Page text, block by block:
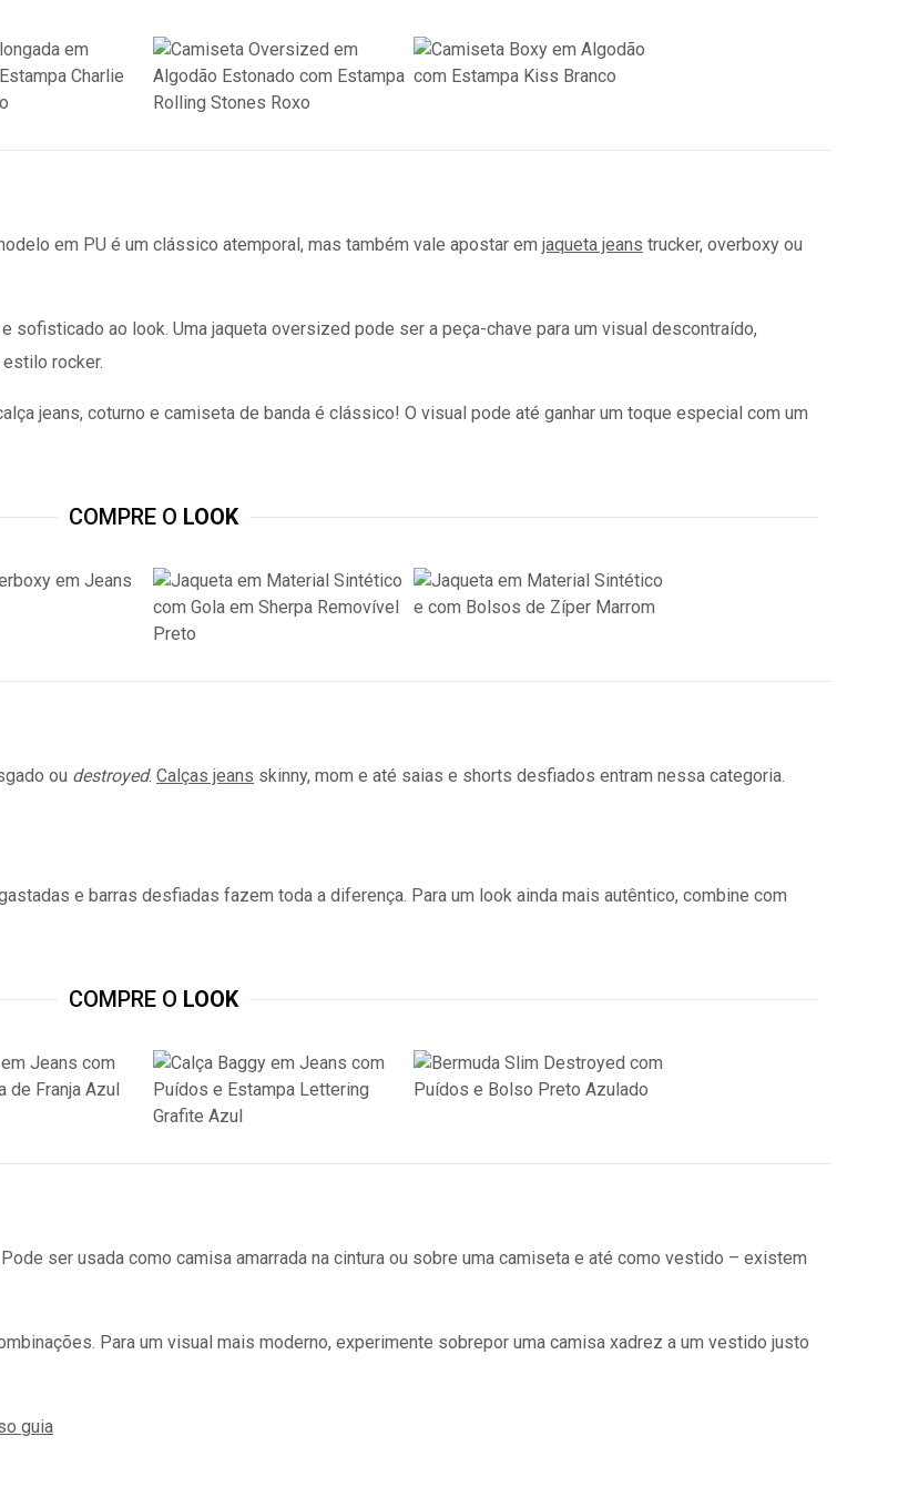
em PU é um clássico atemporal, mas também vale apostar em jaqueta jeans trucker, overboxy ou
ao look. Uma jaqueta oversized pode ser a peça-chave para um visual descontraído,
rocker.
jeans, coturno e camiseta de banda é clássico! O visual pode até ganhar um toque especial com um
COMPRE O LOOK
ou destroyed. Calças jeans skinny, mom e até saias e shorts desfiados entram nessa categoria.
e barras desfiadas fazem toda a diferença. Para um look ainda mais autêntico, combine com
COMPRE O LOOK
ser usada como camisa amarrada na cintura ou sobre uma camiseta e até como vestido – existem
Para um visual mais moderno, experimente sobrepor uma camisa xadrez a um vestido justo
guia